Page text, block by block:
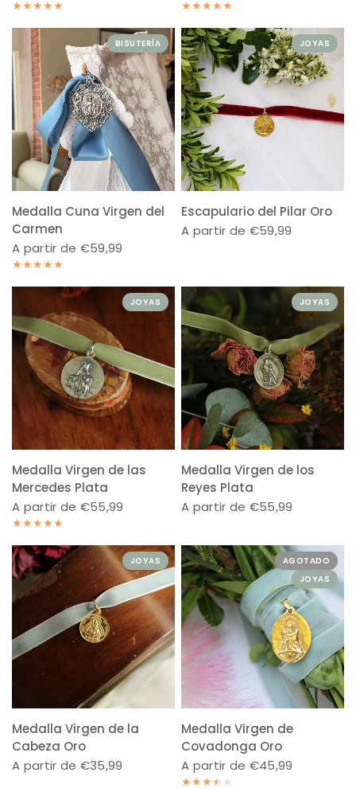
BISUTERÍA
Medalla Cuna Virgen del
Carmen
A partir de €59,99
JOYAS
Escapulario del Pilar Oro
A partir de €59,99
JOYAS
Medalla Virgen de las
Mercedes Plata
A partir de €55,99
JOYAS
Medalla Virgen de los
Reyes Plata
A partir de €55,99
JOYAS
Medalla Virgen de la
Cabeza Oro
A partir de €35,99
AGOTADO
JOYAS
Medalla Virgen de
Covadonga Oro
A partir de €45,99